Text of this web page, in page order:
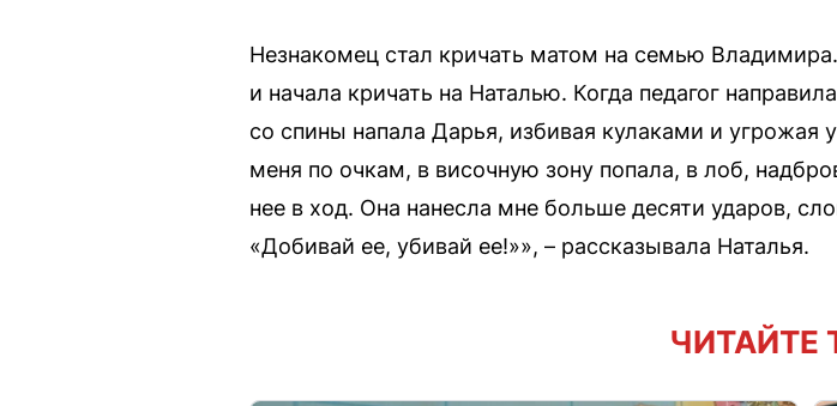
Незнакомец стал кричать матом на семью
и начала кричать на Наталью. Когда педагог
со спины напала Дарья, избивая кулаками и угрожая
меня по очкам, в височную зону попала, в лоб,
нее в ход. Она нанесла мне больше десяти ударов,
«Добивай ее, убивай ее!»», – рассказывала Наталья.
ЧИТАЙТЕ